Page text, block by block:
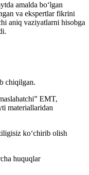
amalda boʻlgan
va ekspertlar fikrini
aniq vaziyatlarni hisobga
chiqilgan.
EMT,
materiallaridan
koʻchirib olish
huquqlar